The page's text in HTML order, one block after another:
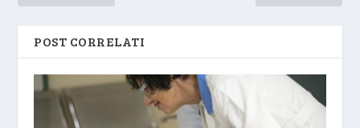
POST CORRELATI